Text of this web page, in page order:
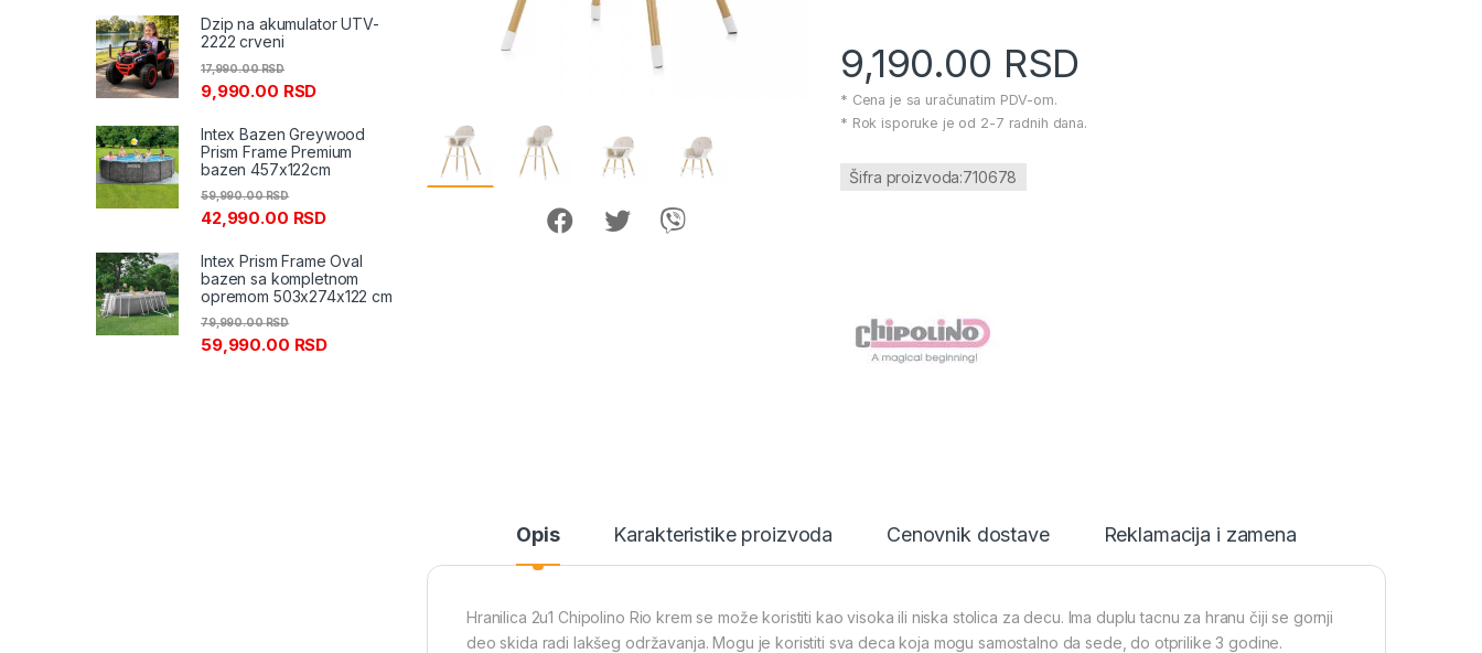
9,190.00 RSD
* Cena je sa uračunatim PDV-om.
* Rok isporuke je od 2-7 radnih dana.
Šifra proizvoda:710678
Opis Karakteristike proizvoda Cenovnik dostave Reklamacija i zamena
Hranilica 2u1 Chipolino Rio krem se može koristiti kao visoka ili niska stolica za decu. Ima duplu tacnu za hranu čiji se gornji
deo skida radi lakšeg održavanja. Mogu je koristiti sva deca koja mogu samostalno da sede, do otprilike 3 godine.
Dzip na akumulator UTV-
2222 crveni
9,990.00 RSD
17,990.00RSD
Intex Bazen Greywood
Prism Frame Premium
bazen 457x122cm
42,990.00 RSD
59,990.00RSD
Intex Prism Frame Oval
bazen sa kompletnom
opremom 503x274x122 cm
59,990.00 RSD
79,990.00RSD